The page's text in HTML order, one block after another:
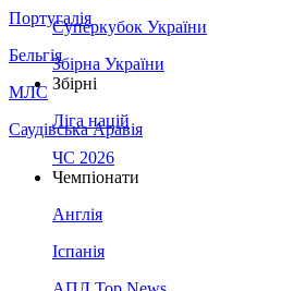
Португалія
Бельгія
МЛС
Саудівська Аравія
Суперкубок України
Збірна України
Збірні
Ліга націй
ЧС 2026
Чемпіонати
Англія
Іспанія